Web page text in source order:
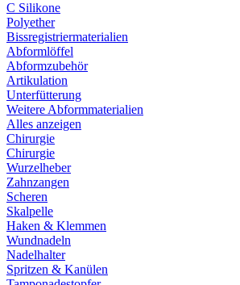
C Silikone
Polyether
Bissregistriermaterialien
Abformlöffel
Abformzubehör
Artikulation
Unterfütterung
Weitere Abformmaterialien
Alles anzeigen
Chirurgie
Chirurgie
Wurzelheber
Zahnzangen
Scheren
Skalpelle
Haken & Klemmen
Wundnadeln
Nadelhalter
Spritzen & Kanülen